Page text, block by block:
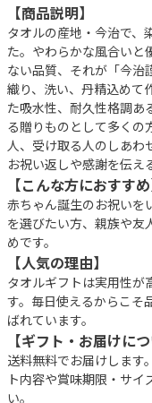
【商品説明】
タオルの産地・今治で、
た。やわらかな風合いと
ない品質、それが「今治
織り、洗い、丹精込めて
た吸水性、耐久性格調あ
る贈りものとして多くの
人、受け取る人のしあわ
お祝い返しや感謝を伝え
【こんな方におすすめ
赤ちゃん誕生のお祝いを
を選びたい方、親族や友
めです。
【人気の理由】
タオルギフトは実用性が
す。毎日使えるからこそ
ばれています。
【ギフト・お届けにつ
送料無料でお届けします
ト内容や賞味期限・サ
い。